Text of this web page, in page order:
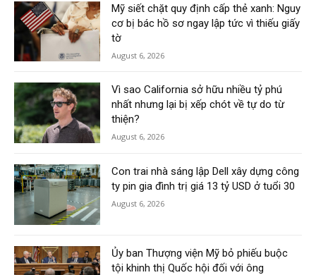
Mỹ siết chặt quy định cấp thẻ xanh: Nguy
cơ bị bác hồ sơ ngay lập tức vì thiếu giấy
tờ
August 6, 2026
Vì sao California sở hữu nhiều tỷ phú
nhất nhưng lại bị xếp chót về tự do từ
thiện?
August 6, 2026
Con trai nhà sáng lập Dell xây dựng công
ty pin gia đình trị giá 13 tỷ USD ở tuổi 30
August 6, 2026
Ủy ban Thượng viện Mỹ bỏ phiếu buộc
tội khinh thị Quốc hội đối với ông